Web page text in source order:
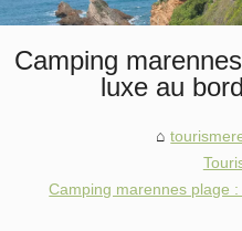
Camping
luxe au
Camping marennes plage